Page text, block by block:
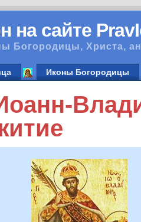
на сайте
Богородицы, Христа,
Иконы Богородицы